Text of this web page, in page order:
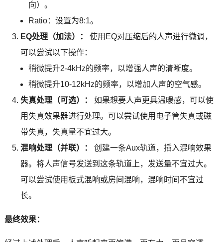
向）。
Ratio：设置为8:1。
EQ处理（加法）：
使用EQ对压缩后的人声进行微调，
可以尝试以下操作：
稍微提升2-4kHz的频率，以增强人声的清晰度。
稍微提升10-12kHz的频率，以增加人声的空气感。
失真处理（可选）：
如果想要人声更具温暖感，可以使
用失真效果器进行处理。可以尝试使用电子管失真或磁
带失真，失真量不宜过大。
混响处理（并联）：
创建一条Aux轨道，插入混响效果
器。将人声信号发送到这条轨道上，发送量不宜过大。
可以尝试使用板式混响或房间混响，混响时间不宜过
长。
最终效果：